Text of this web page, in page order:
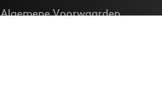
Algemene Voorwaarden